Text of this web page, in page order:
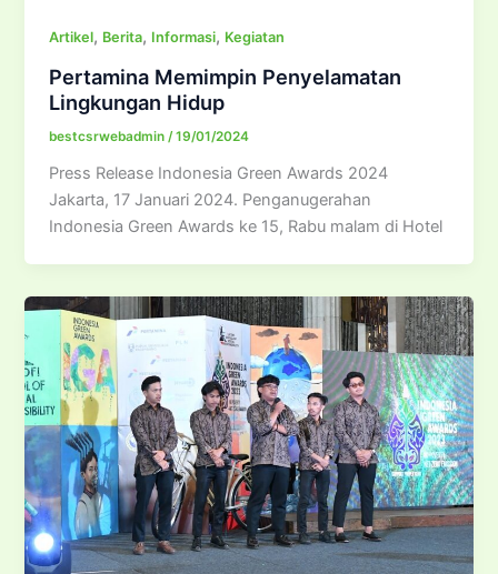
Artikel, Berita, Informasi, Kegiatan
Pertamina Memimpin Penyelamatan
Lingkungan Hidup
bestcsrwebadmin /19/01/2024
Press Release Indonesia Green Awards 2024
Jakarta, 17 Januari 2024. Penganugerahan
Indonesia Green Awards ke 15, Rabu malam di Hotel